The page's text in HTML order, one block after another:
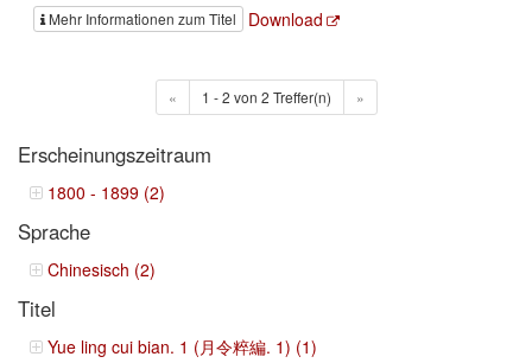
Mehr Informationen zum Titel Download
« 1 - 2 von 2 Treffer(n) »
Erscheinungszeitraum
1800 - 1899 (2)
Sprache
Chinesisch (2)
Titel
Yue ling cui bian. 1 (月令粹編. 1) (1)